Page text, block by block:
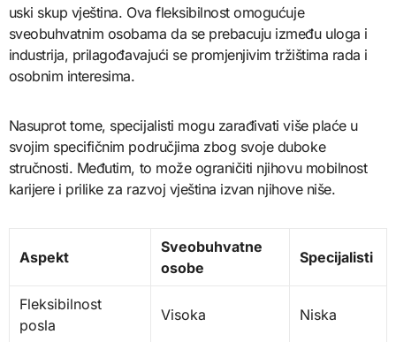
uski skup vještina. Ova fleksibilnost omogućuje
sveobuhvatnim osobama da se prebacuju između uloga i
industrija, prilagođavajući se promjenjivim tržištima rada i
osobnim interesima.
Nasuprot tome, specijalisti mogu zarađivati više plaće u
svojim specifičnim područjima zbog svoje duboke
stručnosti. Međutim, to može ograničiti njihovu mobilnost
karijere i prilike za razvoj vještina izvan njihove niše.
Aspekt
Sveobuhvatne
osobe
Specijalisti
Fleksibilnost
posla
Visoka Niska